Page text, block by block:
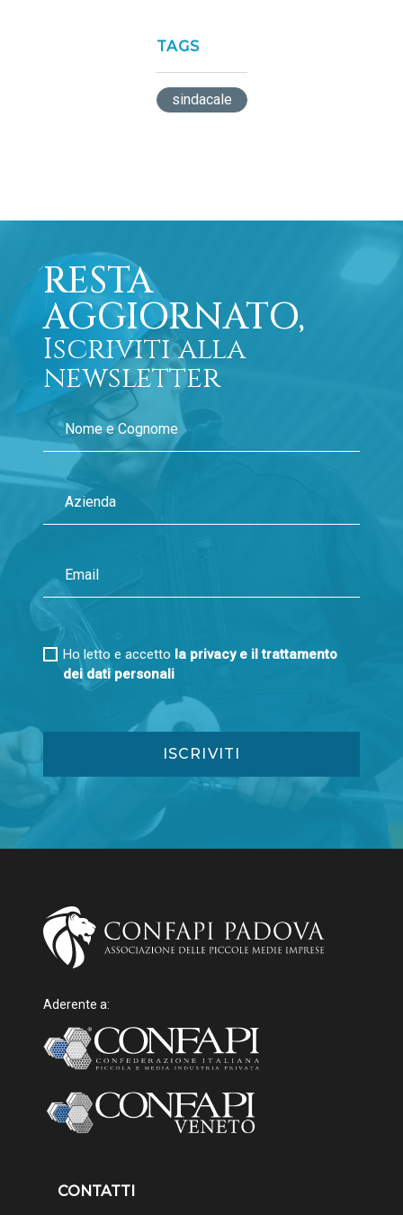
TAGS
sindacale
RESTA
AGGIORNATO,
Iscriviti alla
newsletter
Ho letto e accetto la privacy e il trattamento
dei dati personali
Aderente a:
CONTATTI